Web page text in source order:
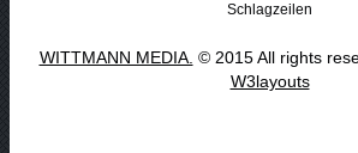
Schlagzeilen
WITTMANN MEDIA. © 2015 All rights
W3layouts